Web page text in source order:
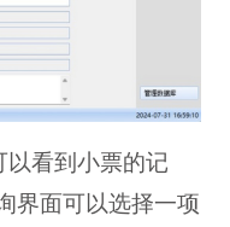
看到小票的记
界面可以选择一项